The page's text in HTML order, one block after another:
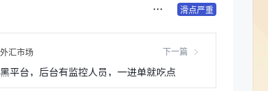
滑点严重
外汇市场 下一篇
平台，后台有监控人员，一进单就吃点